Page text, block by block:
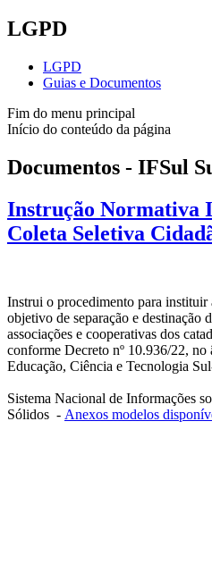
LGPD
LGPD
Guias e Documentos
Fim do menu principal
Início do conteúdo da página
Documentos - IFSul
Instrução Normativa
Coleta Seletiva
Instrui o procedimento para
objetivo de separação e destinação
associações e cooperativas dos
conforme Decreto nº 10.936/22,
Educação, Ciência e Tecnologia
Sistema Nacional de Informações
Sólidos - Anexos modelos